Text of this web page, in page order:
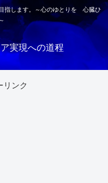
指します。～心のゆとりを 心臓ひ
実現への道程
リンク